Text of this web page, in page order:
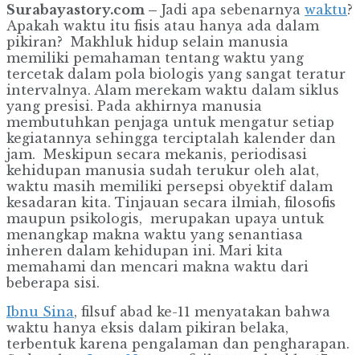
Surabayastory.com – Jadi apa sebenarnya waktu?
Apakah waktu itu fisis atau hanya ada dalam
pikiran? Makhluk hidup selain manusia
memiliki pemahaman tentang waktu yang
tercetak dalam pola biologis yang sangat teratur
intervalnya. Alam merekam waktu dalam siklus
yang presisi. Pada akhirnya manusia
membutuhkan penjaga untuk mengatur setiap
kegiatannya sehingga terciptalah kalender dan
jam. Meskipun secara mekanis, periodisasi
kehidupan manusia sudah terukur oleh alat,
waktu masih memiliki persepsi obyektif dalam
kesadaran kita. Tinjauan secara ilmiah, filosofis
maupun psikologis, merupakan upaya untuk
menangkap makna waktu yang senantiasa
inheren dalam kehidupan ini. Mari kita
memahami dan mencari makna waktu dari
beberapa sisi.
Ibnu Sina, filsuf abad ke-11 menyatakan bahwa
waktu hanya eksis dalam pikiran belaka,
terbentuk karena pengalaman dan pengharapan.